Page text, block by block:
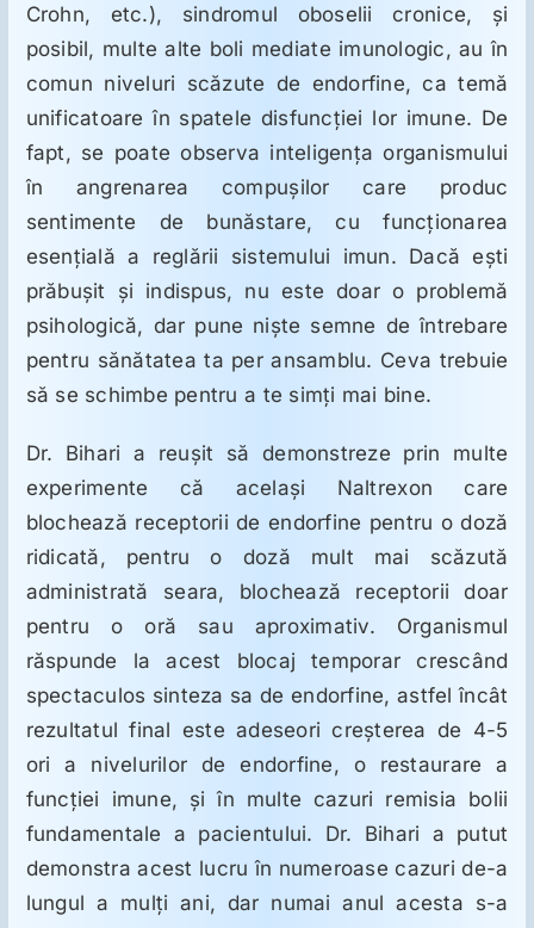
Crohn, etc.), sindromul oboselii cronice, şi
posibil, multe alte boli mediate imunologic, au în
comun niveluri scăzute de endorfine, ca temă
unificatoare în spatele disfuncţiei lor imune. De
fapt, se poate observa inteligenţa organismului
în angrenarea compuşilor care produc
sentimente de bunăstare, cu funcţionarea
esenţială a reglării sistemului imun. Dacă eşti
prăbuşit şi indispus, nu este doar o problemă
psihologică, dar pune nişte semne de întrebare
pentru sănătatea ta per ansamblu. Ceva trebuie
să se schimbe pentru a te simţi mai bine.
Dr. Bihari a reuşit să demonstreze prin multe
experimente că acelaşi Naltrexon care
blochează receptorii de endorfine pentru o doză
ridicată, pentru o doză mult mai scăzută
administrată seara, blochează receptorii doar
pentru o oră sau aproximativ. Organismul
răspunde la acest blocaj temporar crescând
spectaculos sinteza sa de endorfine, astfel încât
rezultatul final este adeseori creşterea de 4-5
ori a nivelurilor de endorfine, o restaurare a
funcţiei imune, şi în multe cazuri remisia bolii
fundamentale a pacientului. Dr. Bihari a putut
demonstra acest lucru în numeroase cazuri de-a
lungul a mulţi ani, dar numai anul acesta s-a